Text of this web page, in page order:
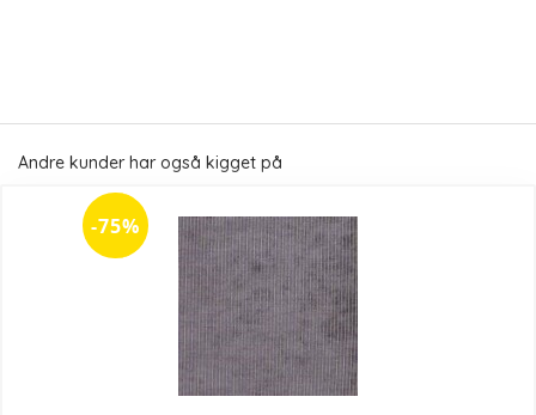
Andre kunder har også kigget på
-75%